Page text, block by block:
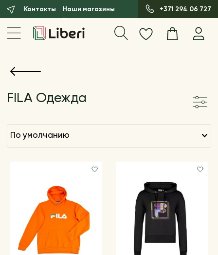
Контакты Наши магазины +371 294 06 727
FILA Одежда
по умолчанию